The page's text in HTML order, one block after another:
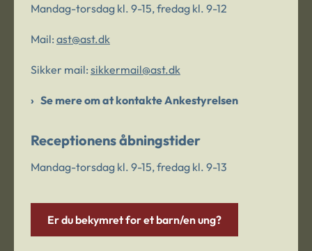
Mandag-torsdag kl. 9-15, fredag kl. 9-12
Mail: ast@ast.dk
Sikker mail: sikkermail@ast.dk
Se mere om at kontakte Ankestyrelsen
Receptionens åbningstider
Mandag-torsdag kl. 9-15, fredag kl. 9-13
Er du bekymret for et barn/en ung?